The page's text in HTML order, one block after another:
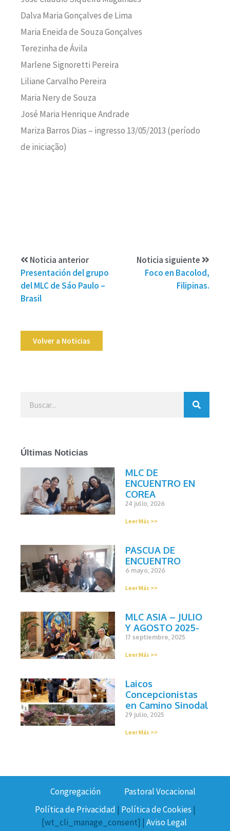
Dalva Maria Gonçalves de Lima
Maria Eneida de Souza Gonçalves
Terezinha de Ávila
Marlene Signoretti Pereira
Liliane Carvalho Pereira
Maria Nery de Souza
José Maria Henrique Andrade
Mariza Barros Dias – ingresso 13/05/2013 (período
de iniciação)
Noticia anterior
Presentación del grupo
del MLC de Sáo Paulo –
Brasil
Noticia siguiente
Foco en Bacolod,
Filipinas.
Volver a Noticias
Últimas Noticias
MLC DE
ENCUENTRO EN
COREA
24 julio, 2026
Leer Más >>
PASCUA DE
ENCUENTRO
6 mayo, 2026
Leer Más >>
MLC ASIA – JULIO
Y AGOSTO 2025-
17 septiembre, 2025
Leer Más >>
Laicos
Concepcionistas
en Camino Sinodal
29 julio, 2025
Leer Más >>
Congregación
Pastoral Vocacional
Política de Privacidad | Política de Cookies |
[wt_cli_manage_consent] | Aviso Legal